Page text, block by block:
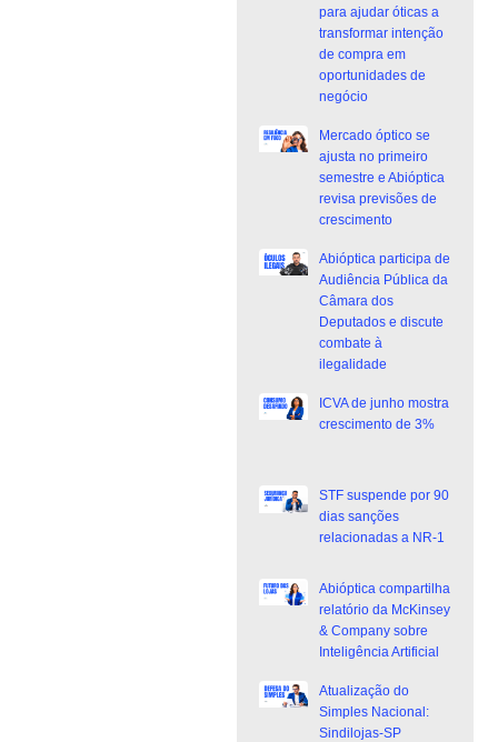
para ajudar óticas a
transformar intenção
de compra em
oportunidades de
negócio
Mercado óptico se
ajusta no primeiro
semestre e Abióptica
revisa previsões de
crescimento
Abióptica participa de
Audiência Pública da
Câmara dos
Deputados e discute
combate à
ilegalidade
ICVA de junho mostra
crescimento de 3%
STF suspende por 90
dias sanções
relacionadas a NR-1
Abióptica compartilha
relatório da McKinsey
& Company sobre
Inteligência Artificial
Atualização do
Simples Nacional:
Sindilojas-SP